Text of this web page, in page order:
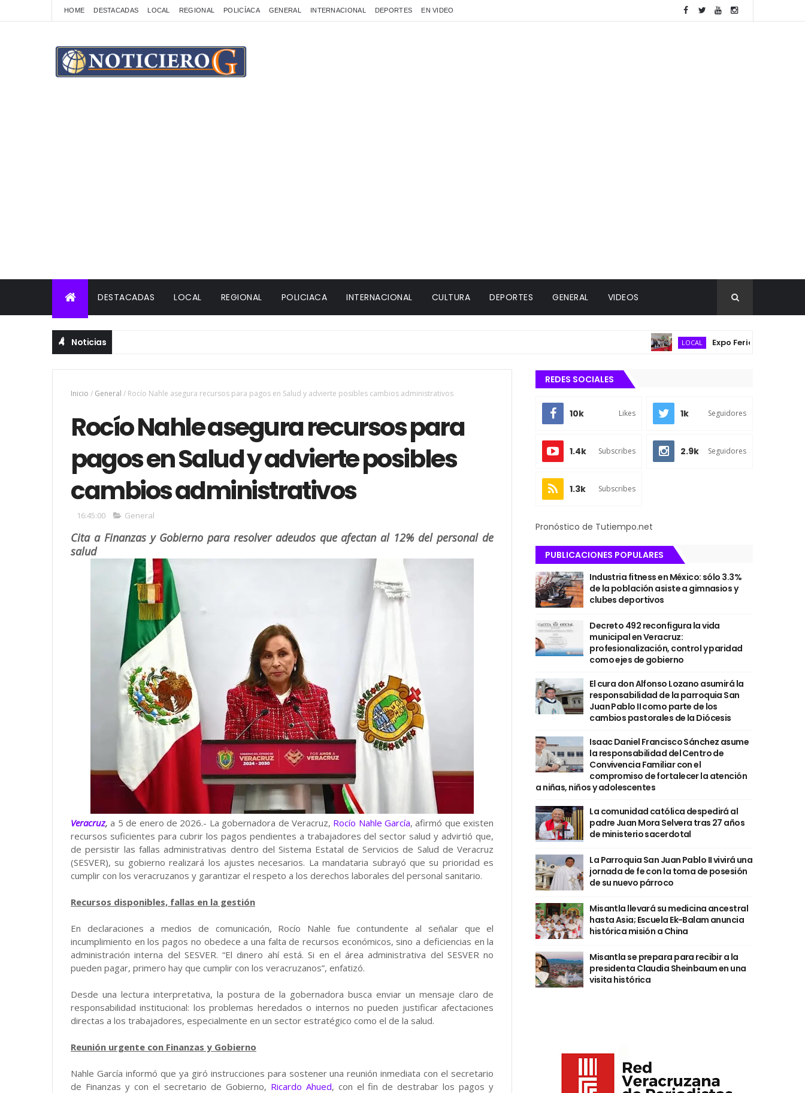
HOME DESTACADAS LOCAL REGIONAL POLICÍACA GENERAL INTERNACIONAL DEPORTES EN VIDEO
DESTACADAS LOCAL REGIONAL POLICIACA INTERNACIONAL CULTURA DEPORTES GENERAL VIDEOS
Noticias LOCAL Expo Feria Agropecuaria
Inicio / General / Rocío Nahle asegura recursos para pagos en Salud y advierte posibles cambios administrativos
Rocío Nahle asegura recursos para
pagos en Salud y advierte posibles
cambios administrativos
16:45:00 General
Cita a Finanzas y Gobierno para resolver adeudos que afectan al 12% del personal de
salud
Veracruz,a 5 de enero de 2026.- La gobernadora de Veracruz, Rocío Nahle García, afirmó que existen
recursos suficientes para cubrir los pagos pendientes a trabajadores del sector salud y advirtió que,
de persistir las fallas administrativas dentro del Sistema Estatal de Servicios de Salud de Veracruz
(SESVER), su gobierno realizará los ajustes necesarios. La mandataria subrayó que su prioridad es
cumplir con los veracruzanos y garantizar el respeto a los derechos laborales del personal sanitario.
Recursos disponibles, fallas en la gestión
En declaraciones a medios de comunicación, Rocío Nahle fue contundente al señalar que el
incumplimiento en los pagos no obedece a una falta de recursos económicos, sino a deficiencias en la
administración interna del SESVER. “El dinero ahí está. Si en el área administrativa del SESVER no
pueden pagar, primero hay que cumplir con los veracruzanos”, enfatizó.
Desde una lectura interpretativa, la postura de la gobernadora busca enviar un mensaje claro de
responsabilidad institucional: los problemas heredados o internos no pueden justificar afectaciones
directas a los trabajadores, especialmente en un sector estratégico como el de la salud.
Reunión urgente con Finanzas y Gobierno
Nahle García informó que ya giró instrucciones para sostener una reunión inmediata con el secretario
de Finanzas y con el secretario de Gobierno, Ricardo Ahued, con el fin de destrabar los pagos y
REDES SOCIALES
10k Likes 1k Seguidores
1.4k Subscribes 2.9k Seguidores
1.3k Subscribes
Pronóstico de Tutiempo.net
PUBLICACIONES POPULARES
Industria fitness en México: sólo 3.3%
de la población asiste a gimnasios y
clubes deportivos
Decreto 492 reconfigura la vida
municipal en Veracruz:
profesionalización, control y paridad
como ejes de gobierno
El cura don Alfonso Lozano asumirá la
responsabilidad de la parroquia San
Juan Pablo II como parte de los
cambios pastorales de la Diócesis
Isaac Daniel Francisco Sánchez asume
la responsabilidad del Centro de
Convivencia Familiar con el
compromiso de fortalecer la atención
a niñas, niños y adolescentes
La comunidad católica despedirá al
padre Juan Mora Selvera tras 27 años
de ministerio sacerdotal
La Parroquia San Juan Pablo II vivirá una
jornada de fe con la toma de posesión
de su nuevo párroco
Misantla llevará su medicina ancestral
hasta Asia; Escuela Ek-Balam anuncia
histórica misión a China
Misantla se prepara para recibir a la
presidenta Claudia Sheinbaum en una
visita histórica